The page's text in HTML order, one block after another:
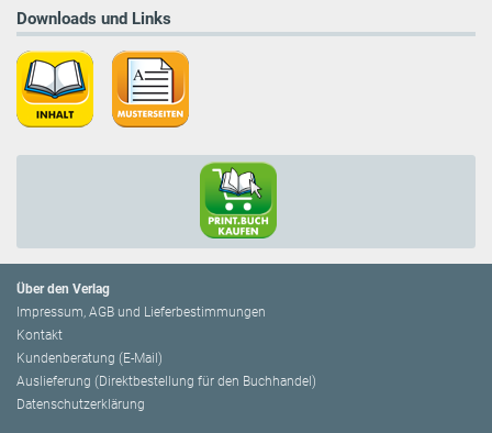
Downloads und Links
Über den Verlag
Impressum, AGB und Lieferbestimmungen
Kontakt
Kundenberatung (E-Mail)
Auslieferung (Direktbestellung für den Buchhandel)
Datenschutzerklärung